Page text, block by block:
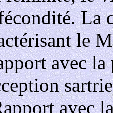
La
le
avec
avec